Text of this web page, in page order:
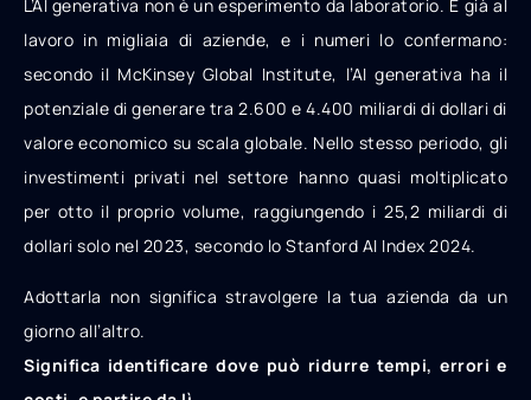
L’AI generativa non è un esperimento da laboratorio. È già al
lavoro in migliaia di aziende, e i numeri lo confermano:
secondo il McKinsey Global Institute, l’AI generativa ha il
potenziale di generare tra 2.600 e 4.400 miliardi di dollari di
valore economico su scala globale. Nello stesso periodo, gli
investimenti privati nel settore hanno quasi moltiplicato
per otto il proprio volume, raggiungendo i 25,2 miliardi di
dollari solo nel 2023, secondo lo Stanford AI Index 2024.
Adottarla non significa stravolgere la tua azienda da un
giorno all’altro.
Significa identificare dove può ridurre tempi, errori e